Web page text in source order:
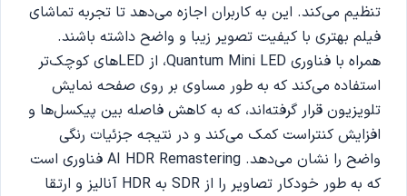
تنظیم می‌کند. این به کاربران اجازه می‌دهد تا تجربه تماشای
فیلم بهتری با کیفیت تصویر زیبا و واضح داشته باشند.
همراه با فناوری Quantum Mini LED، از LEDهای کوچک‌تر
استفاده می‌کند که به طور مساوی بر روی صفحه نمایش
تلویزیون قرار گرفته‌اند، که به کاهش فاصله بین پیکسل‌ها و
افزایش کنتراست کمک می‌کند و در نتیجه جزئیات رنگی
واضح را نشان می‌دهد. AI HDR Remastering فناوری است
که به طور خودکار تصاویر را از SDR به HDR آنالیز و ارتقا